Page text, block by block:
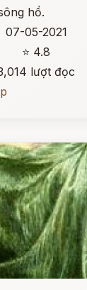
hồ.
07-05-2021
⭐ 4.8
lượt đọc